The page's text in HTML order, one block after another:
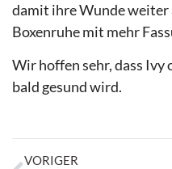
damit ihre Wunde
Boxenruhe mit mehr
Wir hoffen sehr, dass
bald gesund wird.
VORIGER